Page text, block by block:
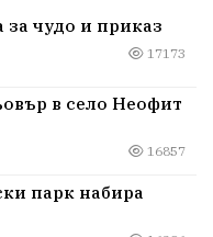
за чудо и приказ
17173
в село Неофит
16857
парк набира